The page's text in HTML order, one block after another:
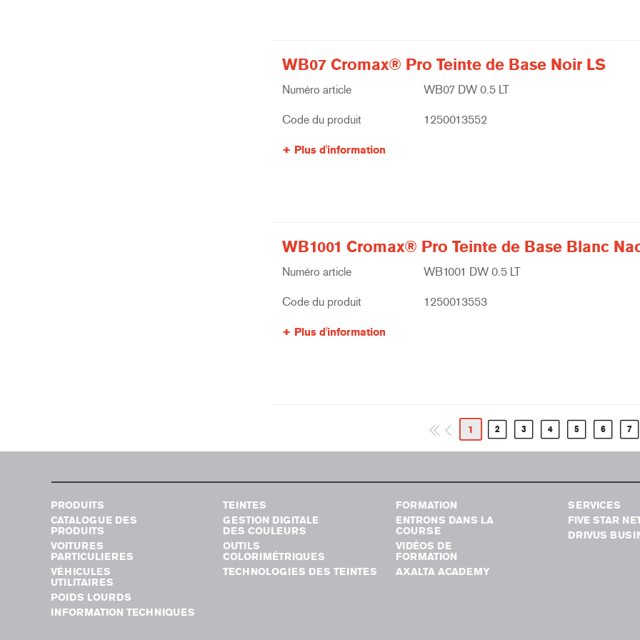
WB07 Cromax® Pro Teinte de Base Noir LS
Numéro article WB07 DW 0.5 LT
Code du produit 1250013552
Plus d'information
WB1001 Cromax® Pro Teinte de Base Blanc
Numéro article WB1001 DW 0.5 LT
Code du produit 1250013553
Plus d'information
1 2 3 4 5 6 7
PRODUITS
CATALOGUE DES
PRODUITS
VOITURES
PARTICULIERES
VÉHICULES
UTILITAIRES
POIDS LOURDS
INFORMATION TECHNIQUES
TEINTES
GESTION DIGITALE
DES COULEURS
OUTILS
COLORIMÉTRIQUES
TECHNOLOGIES DES TEINTES
FORMATION
ENTRONS DANS LA
COURSE
VIDÉOS DE
FORMATION
AXALTA ACADEMY
SERVICES
FIVE STAR
DRIVUS